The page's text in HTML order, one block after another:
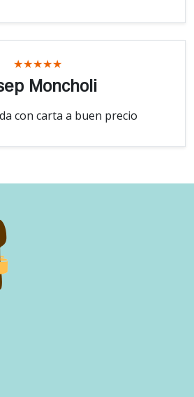
★★★★★
Moncholi
con carta a buen precio